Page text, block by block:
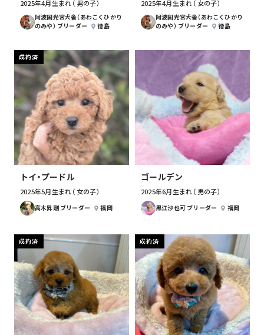
2025年4月生まれ （男の子）
阿波国光宮犬舎（あわこくひかり
のみや） ブリーダー
徳島
2025年4月生まれ （女の子）
阿波国光宮犬舎（あわこくひかり
のみや） ブリーダー
徳島
成約済
トイ・プードル
2025年5月生まれ （女の子）
高木昇剛 ブリーダー 福岡
ゴールデン
2025年6月生まれ （男の子）
黒江沙也可 ブリーダー 福岡
成約済 成約済